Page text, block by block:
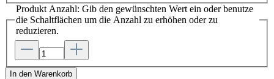
Produkt Anzahl: Gib den gewünschten Wert ein oder benutze
die Schaltflächen um die Anzahl zu erhöhen oder zu
reduzieren.
In den Warenkorb